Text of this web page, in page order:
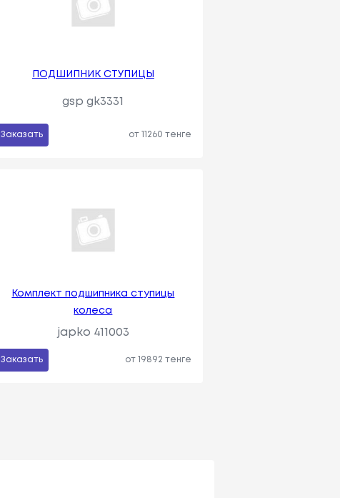
ПОДШИПНИК СТУПИЦЫ
gsp gk3331
Заказать от 11260 тенге
Комплект подшипника ступицы
колеса
japko 411003
Заказать от 19892 тенге